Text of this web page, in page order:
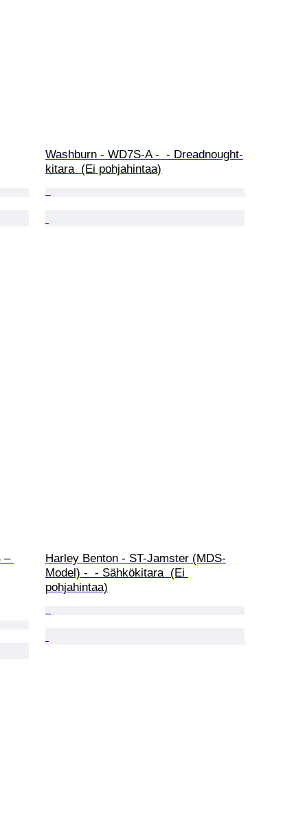
Washburn - WD7S-A -  - Dreadnought-
kitara  (Ei pohjahintaa)
–
Harley Benton - ST-Jamster (MDS-
Model) -  - Sähkökitara  (Ei
pohjahintaa)